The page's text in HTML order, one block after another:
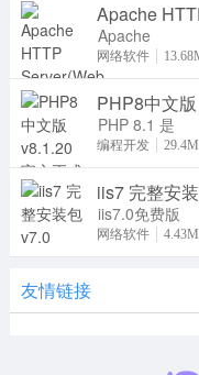
下一个高性能
的 HT
Apache
Apache
HTTP Server
通俗地称为
Apache，是
一个开放源码
网络软件
PHP8中文
PHP 8.1 是
PHP 语言的
新。它包含了
许多
编程开发 29.4M
iis7 完整安
iis7.0免费版
是微软Web
网络软件 4.43M
友情链接